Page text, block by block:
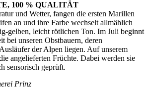
100 % QUALITÄT
und Wetter, fangen die ersten Marillen
an und ihre Farbe wechselt allmählich
gelben, leicht rötlichen Ton. Im Juli beginnt
bei unseren Obstbauern, deren
der Alpen liegen. Auf unserem
angelieferten Früchte. Dabei werden sie
sensorisch geprüft.
Prinz